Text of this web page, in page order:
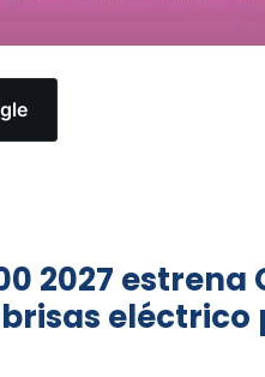
2027 estrena
eléctrico